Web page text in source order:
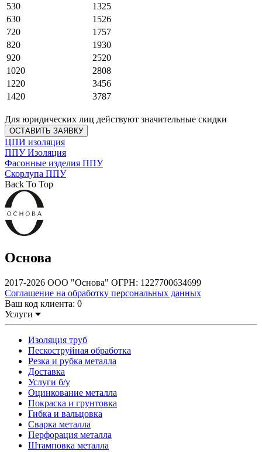
530
1325
630
1526
720
1757
820
1930
920
2520
1020
2808
1220
3456
1420
3787
Для юридических лиц действуют значительные скидки
ОСТАВИТЬ ЗАЯВКУ
ЦПИ изоляция
ППУ Изоляция
Фасонные изделия ППУ
Скорлупа ППУ
Back To Top
Основа
2017-2026 ООО "Основа" ОГРН: 1227700634699
Соглашение на обработку персональных данных
Ваш код клиента: 0
Услуги
Изоляция труб
Пескоструйная обработка
Резка и рубка металла
Доставка
Услуги б/у
Оцинкование металла
Покраска и грунтовка
Гибка и вальцовка
Сварка металла
Перфорация металла
Штамповка металла